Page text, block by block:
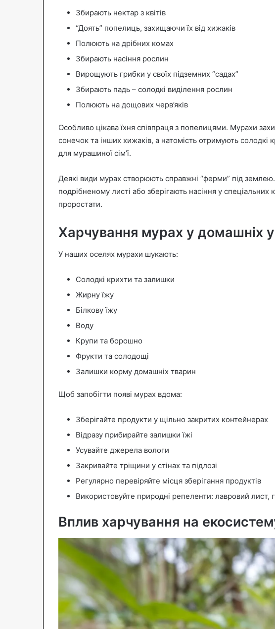
Збирають нектар з квітів
“Доять” попелиць, захищаючи їх від хижаків
Полюють на дрібних комах
Збирають насіння рослин
Вирощують грибки у своїх підземних “садах”
Збирають падь – солодкі виділення рослин
Полюють на дощових черв’яків
Особливо цікава їхня співпраця з попелицями. Мурахи
сонечок та інших хижаків, а натомість отримують солодкі
для мурашиної сім’ї.
Деякі види мурах створюють справжні “ферми” під
подрібненому листі або зберігають насіння у
проростати.
Харчування мурах у домашніх
У наших оселях мурахи шукають:
Солодкі крихти та залишки
Жирну їжу
Білкову їжу
Воду
Крупи та борошно
Фрукти та солодощі
Залишки корму домашніх тварин
Щоб запобігти появі мурах вдома:
Зберігайте продукти у щільно закритих контейнерах
Відразу прибирайте залишки їжі
Усувайте джерела вологи
Закривайте тріщини у стінах та підлозі
Регулярно перевіряйте місця зберігання продуктів
Використовуйте природні репеленти: лавровий лист,
Вплив харчування на